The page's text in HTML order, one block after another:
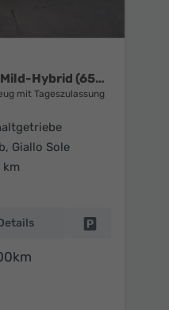
Pandina Pop (Pandina Pop) 1.0 Mild-Hybrid (65PS) 6-Gang Schaltgetriebe
mit Tageszulassung
Giallo Sole
km